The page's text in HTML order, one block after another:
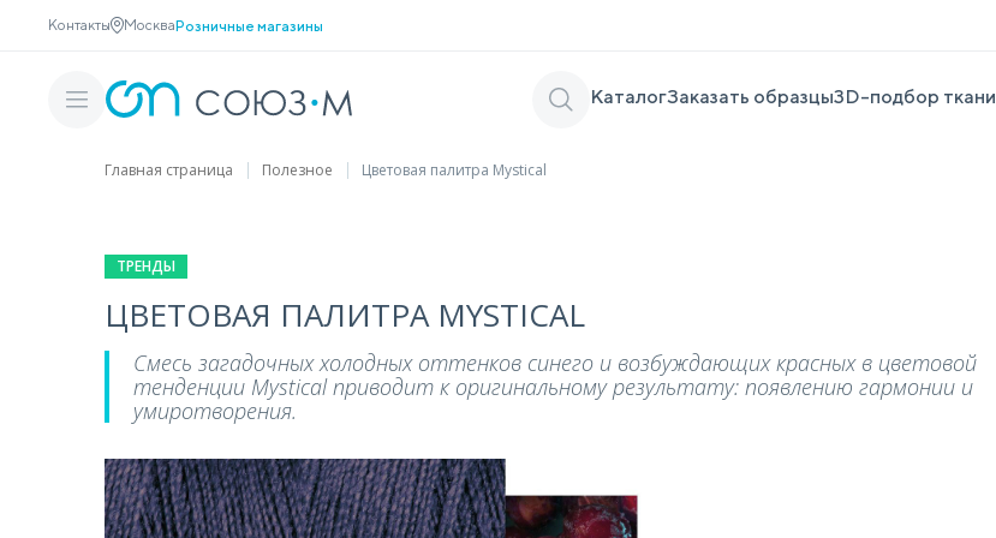
Контакты МоскваРозничные магазины
КаталогЗаказать образцы3D-подбор ткани
Главная страница Полезное Цветовая палитра Mystical
ТРЕНДЫ
ЦВЕТОВАЯ ПАЛИТРА MYSTICAL
Смесь загадочных холодных оттенков синего и возбуждающих красных в цветовой
тенденции Mystical приводит к оригинальному результату: появлению гармонии и
умиротворения.